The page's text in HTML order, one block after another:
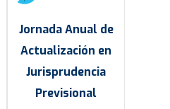
Jornada Anual de
Actualización en
Jurisprudencia
Previsional